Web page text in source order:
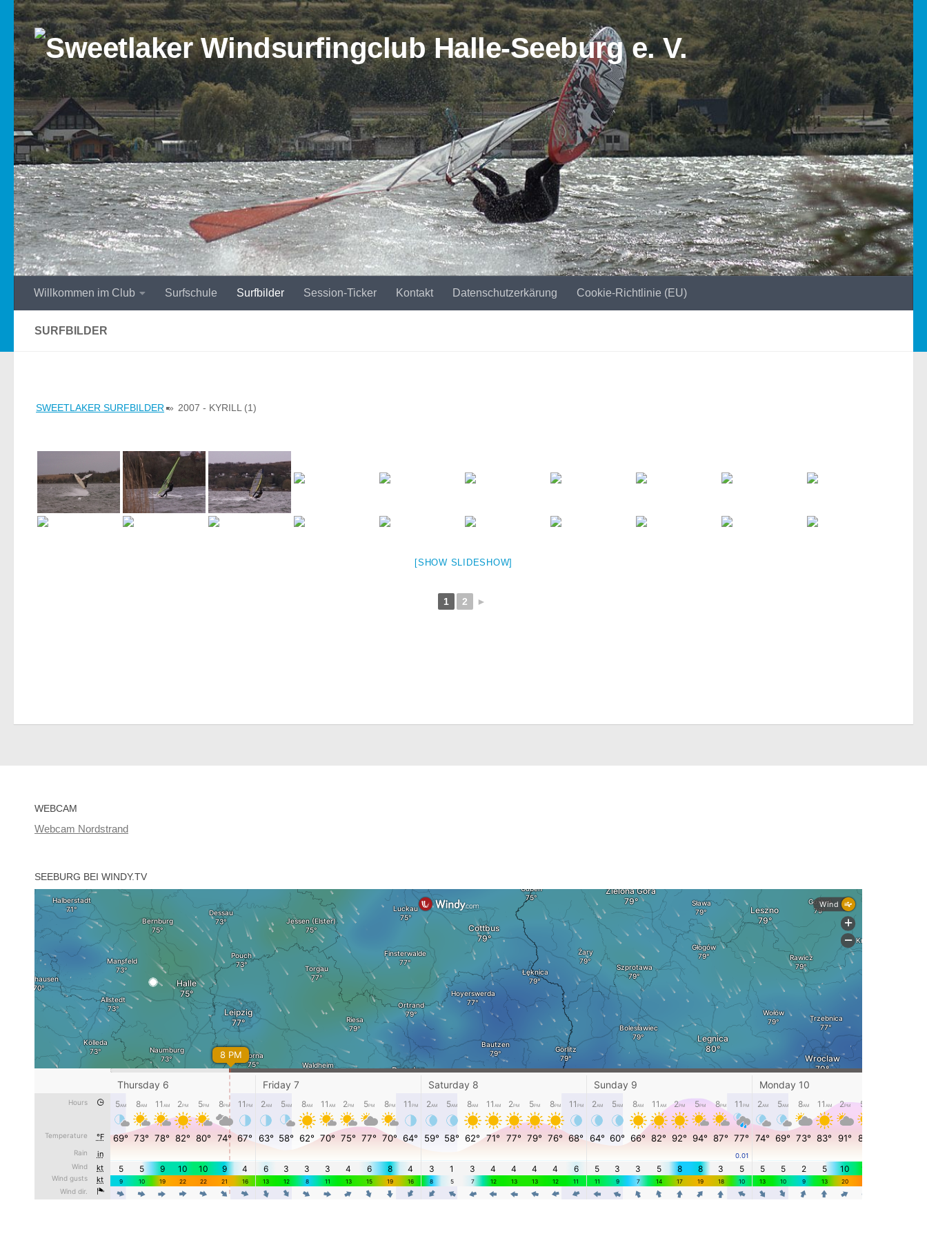
Zum Inhalt springen
Willkommen im Club Surfschule Surfbilder Session-Ticker Kontakt Datenschutzerkärung Cookie-Richtlinie (EU)
SURFBILDER
SWEETLAKER SURFBILDER » 2007 - KYRILL (1)
[SHOW SLIDESHOW]
1 2 ►
WEBCAM
Webcam Nordstrand
SEEBURG BEI WINDY.TV